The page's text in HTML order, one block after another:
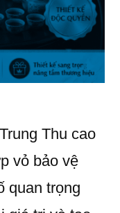
Thu cao
vỏ bảo vệ
quan trọng